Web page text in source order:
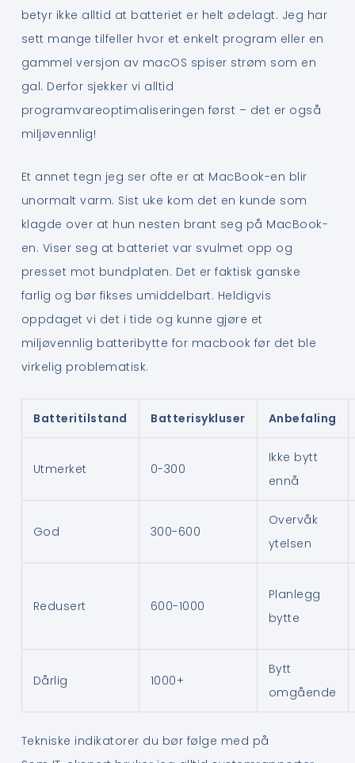
betyr ikke alltid at batteriet er helt ødelagt. Jeg har
sett mange tilfeller hvor et enkelt program eller en
gammel versjon av macOS spiser strøm som en
gal. Derfor sjekker vi alltid
programvareoptimaliseringen først – det er også
miljøvennlig!
Et annet tegn jeg ser ofte er at MacBook-en blir
unormalt varm. Sist uke kom det en kunde som
klagde over at hun nesten brant seg på MacBook-
en. Viser seg at batteriet var svulmet opp og
presset mot bundplaten. Det er faktisk ganske
farlig og bør fikses umiddelbart. Heldigvis
oppdaget vi det i tide og kunne gjøre et
miljøvennlig batteribytte for macbook før det ble
virkelig problematisk.
Batteritilstand Batterisykluser Anbefaling
Utmerket 0-300
Ikke bytt
ennå
God 300-600
Overvåk
ytelsen
Redusert 600-1000
Planlegg
bytte
Dårlig 1000+
Bytt
omgående
Tekniske indikatorer du bør følge med på